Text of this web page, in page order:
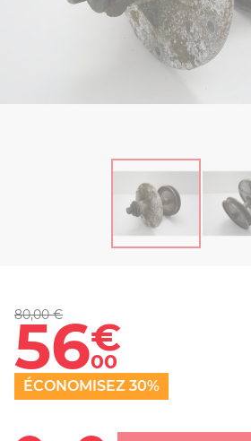
80,00 €
56€
00
ÉCONOMISEZ 30%